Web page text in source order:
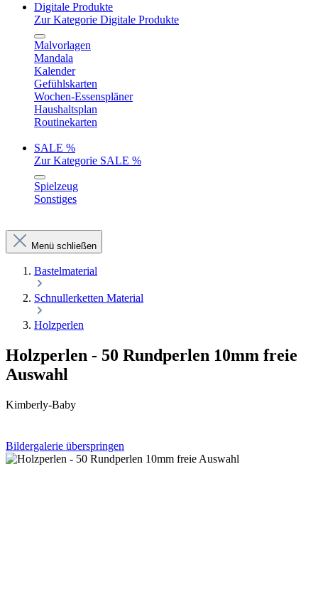
Digitale Produkte
Zur Kategorie Digitale Produkte
Malvorlagen
Mandala
Kalender
Gefühlskarten
Wochen-Essenspläner
Haushaltsplan
Routinekarten
SALE %
Zur Kategorie SALE %
Spielzeug
Sonstiges
Menü schließen
Bastelmaterial
Schnullerketten Material
Holzperlen
Holzperlen - 50 Rundperlen 10mm freie
Auswahl
Kimberly-Baby
Bildergalerie überspringen